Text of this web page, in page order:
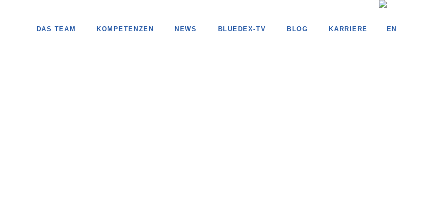
DAS TEAM KOMPETENZEN NEWS BLUEDEX-TV BLOG KARRIERE